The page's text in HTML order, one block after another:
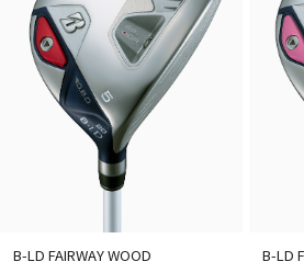
B-LD FAIRWAY WOOD B-LD